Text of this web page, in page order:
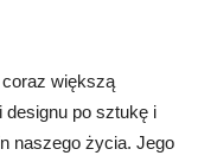
większą
designu po sztukę i
naszego życia. Jego